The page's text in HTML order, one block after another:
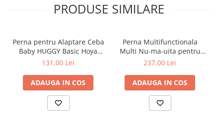
Jucarii muzicale
Jucarii pentru dentitie
Jucarii de exterior
Jucarii de plus
Țesătura este impregnată cu o substanță compusă de argint, prin
urmare, se dovedește antibacteriană și antifungică.
Nu provoacă alergii și asigură o respirabilitate ridicată.
Îndepărtează bine umezeala și păstrează căldura naturală a
PRODUSE SIMILARE
Perna pentru Alaptare Ceba
Baby HUGGY Basic Hoya
709-000-743
131,00 Lei
ADAUGA IN COS
Perna Multifunctionala
Multi Nu-ma-uita pentru
Copii, Mamici si Tatici, Ceba
237,00 Lei
ADAUGA IN COS